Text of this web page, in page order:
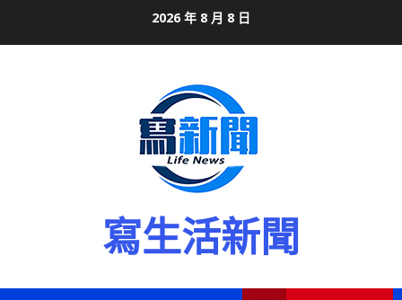
2026 年 8 月 8 日
寫生活新聞